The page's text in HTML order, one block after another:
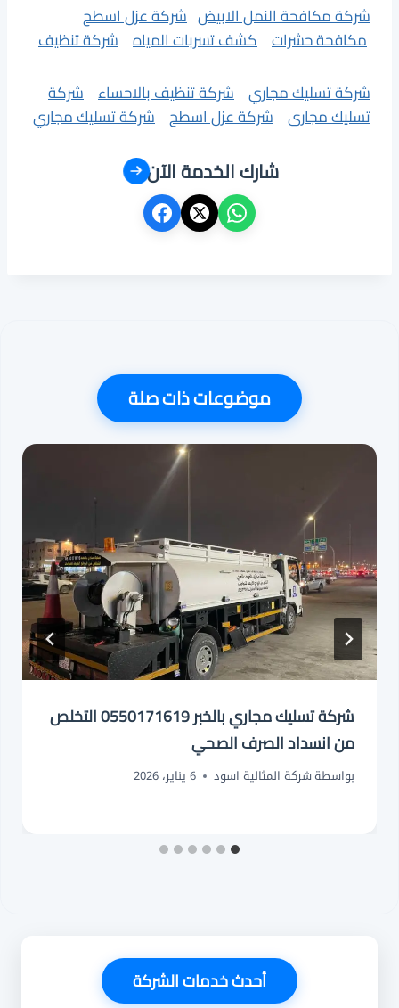
شركة مكافحة النمل الابيض شركة عزل اسطح
مكافحة حشرات كشف تسربات المياه شركة تنظيف
شركة تسليك مجاري شركة تنظيف بالاحساء شركة
تسليك مجارى شركة عزل اسطح شركة تسليك مجاري
شارك الخدمة الآن
موضوعات ذات صلة
شركة تسليك مجاري بالخبر 0550171619 التخلص
من انسداد الصرف الصحي
بواسطةشركة المثالية اسود 6 يناير، 2026
أحدث خدمات الشركة